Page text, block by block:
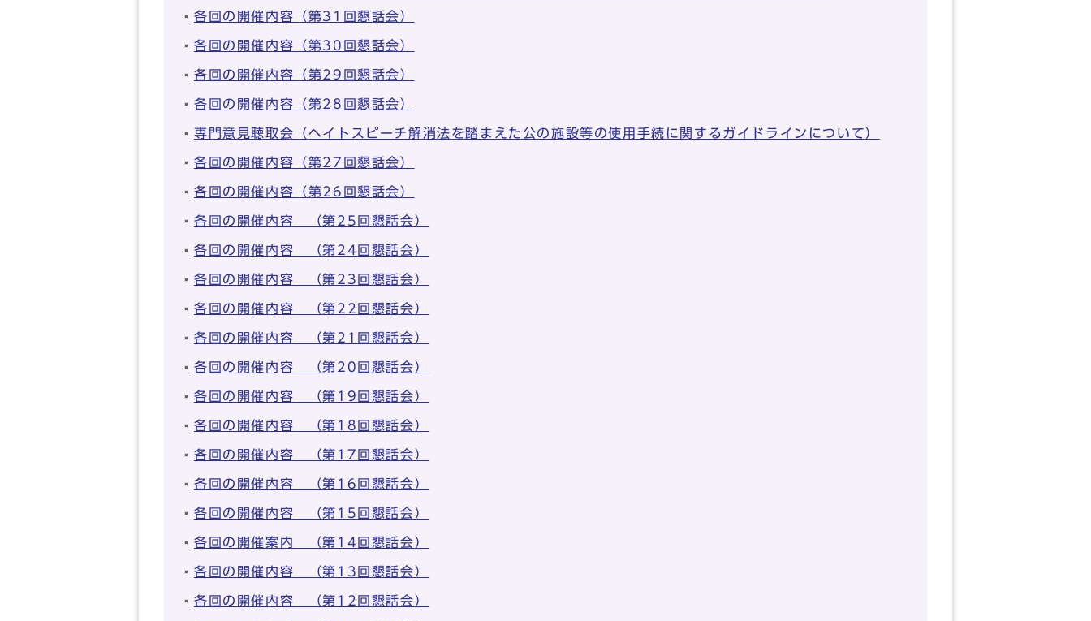
各回の開催内容（第31回懇話会）
各回の開催内容（第30回懇話会）
各回の開催内容（第29回懇話会）
各回の開催内容（第28回懇話会）
専門意見聴取会（ヘイトスピーチ解消法を踏まえた公の施設等の使用手続に関するガイドラインについて）
各回の開催内容（第27回懇話会）
各回の開催内容（第26回懇話会）
各回の開催内容 （第25回懇話会）
各回の開催内容 （第24回懇話会）
各回の開催内容 （第23回懇話会）
各回の開催内容 （第22回懇話会）
各回の開催内容 （第21回懇話会）
各回の開催内容 （第20回懇話会）
各回の開催内容 （第19回懇話会）
各回の開催内容 （第18回懇話会）
各回の開催内容 （第17回懇話会）
各回の開催内容 （第16回懇話会）
各回の開催内容 （第15回懇話会）
各回の開催案内 （第14回懇話会）
各回の開催内容 （第13回懇話会）
各回の開催内容 （第12回懇話会）